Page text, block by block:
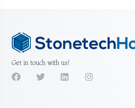
Get in touch with us!